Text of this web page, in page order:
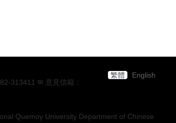
繁體
English
✉ 意見信箱：
Quemoy University Department of Chinese